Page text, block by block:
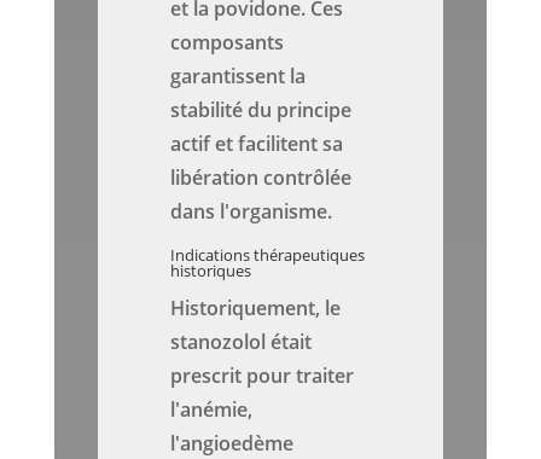
et la povidone. Ces
composants
garantissent la
stabilité du principe
actif et facilitent sa
libération contrôlée
dans l'organisme.
Indications thérapeutiques
historiques
Historiquement, le
stanozolol était
prescrit pour traiter
l'anémie,
l'angioedème